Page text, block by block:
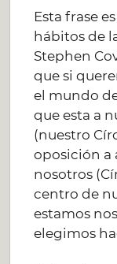
Esta frase
hábitos de
Stephen
que si
el mundo
que esta a
(nuestro
oposición a
nosotros
centro de
estamos
elegimos